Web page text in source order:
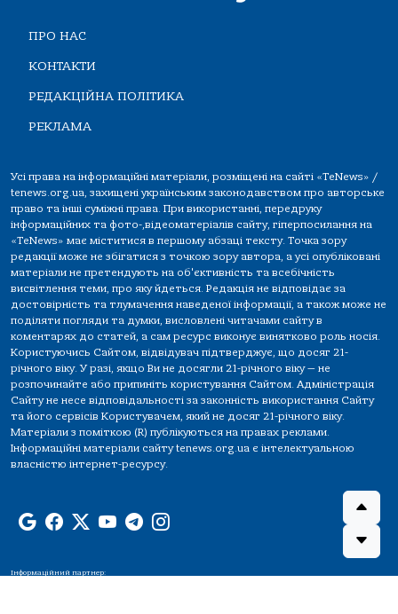
ПРО НАС
КОНТАКТИ
РЕДАКЦІЙНА ПОЛІТИКА
РЕКЛАМА
Усі права на інформаційні матеріали, розміщені на сайті «TeNews» /
tenews.org.ua, захищені українським законодавством про авторське
право та інші суміжні права. При використанні, передруку
інформаційних та фото-,відеоматеріалів сайту, гіперпосилання на
«TeNews» має міститися в першому абзаці тексту. Точка зору
редакції може не збігатися з точкою зору автора, а усі опубліковані
матеріали не претендують на об'єктивність та всебічність
висвітлення теми, про яку йдеться. Редакція не відповідає за
достовірність та тлумачення наведеної інформації, а також може не
поділяти погляди та думки, висловлені читачами сайту в
коментарях до статей, а сам ресурс виконує винятково роль носія.
Користуючись Сайтом, відвідувач підтверджує, що досяг 21-
річного віку. У разі, якщо Ви не досягли 21-річного віку — не
розпочинайте або припиніть користування Сайтом. Адміністрація
Сайту не несе відповідальності за законність використання Сайту
та його сервісів Користувачем, який не досяг 21-річного віку.
Матеріали з поміткою (R) публікуються на правах реклами.
Інформаційні матеріали сайту tenews.org.ua є інтелектуальною
власністю інтернет-ресурсу.
Інформаційний партнер: